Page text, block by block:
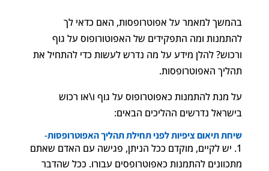
בהמשך למאמר על אפוטרופסות, האם כדאי לך
להתמנות ומה התפקידים של האפוטורופוס על גוף
ורכוש? להלן מידע על מה נדרש לעשות כדי להתחיל את
תהליך האפוטרופסות.
על מנת להתמנות כאפוטרופוס על גוף ו\או רכוש
בישראל נדרשים ההליכים הבאים:
שיחת תיאום ציפיות לפני תחילת תהליך האפוטרופסות-
יש לקיים, מוקדם ככל הניתן, פגישה עם האדם שאתם
מתכוונים להתמנות כאפוטרופסים עבורו. ככל שהדבר